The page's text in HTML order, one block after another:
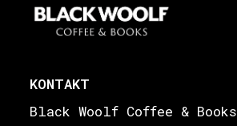
KONTAKT
Black Woolf Coffee & Books